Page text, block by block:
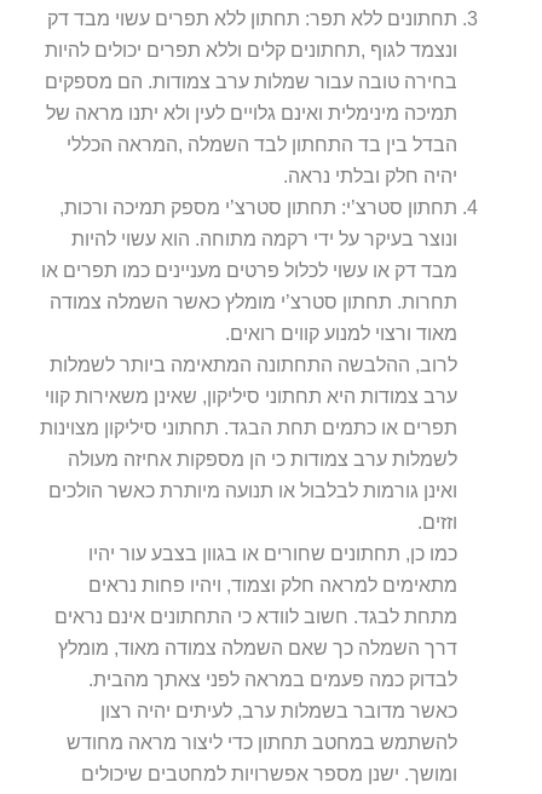
תחתונים ללא תפר: תחתון ללא תפרים עשוי מבד דק
ונצמד לגוף ,תחתונים קלים וללא תפרים יכולים להיות
בחירה טובה עבור שמלות ערב צמודות. הם מספקים
תמיכה מינימלית ואינם גלויים לעין ולא יתנו מראה של
הבדל בין בד התחתון לבד השמלה ,המראה הכללי
יהיה חלק ובלתי נראה.
תחתון סטרצ’י: תחתון סטרצ’י מספק תמיכה ורכות,
ונוצר בעיקר על ידי רקמה מתוחה. הוא עשוי להיות
מבד דק או עשוי לכלול פרטים מעניינים כמו תפרים או
תחרות. תחתון סטרצ’י מומלץ כאשר השמלה צמודה
מאוד ורצוי למנוע קווים רואים.
לרוב, ההלבשה התחתונה המתאימה ביותר לשמלות
ערב צמודות היא תחתוני סיליקון, שאינן משאירות קווי
תפרים או כתמים תחת הבגד. תחתוני סיליקון מצוינות
לשמלות ערב צמודות כי הן מספקות אחיזה מעולה
ואינן גורמות לבלבול או תנועה מיותרת כאשר הולכים
וזזים.
כמו כן, תחתונים שחורים או בגוון בצבע עור יהיו
מתאימים למראה חלק וצמוד, ויהיו פחות נראים
מתחת לבגד. חשוב לוודא כי התחתונים אינם נראים
דרך השמלה כך שאם השמלה צמודה מאוד, מומלץ
לבדוק כמה פעמים במראה לפני צאתך מהבית.
כאשר מדובר בשמלות ערב, לעיתים יהיה רצון
להשתמש במחטב תחתון כדי ליצור מראה מחודש
ומושך. ישנן מספר אפשרויות למחטבים שיכולים